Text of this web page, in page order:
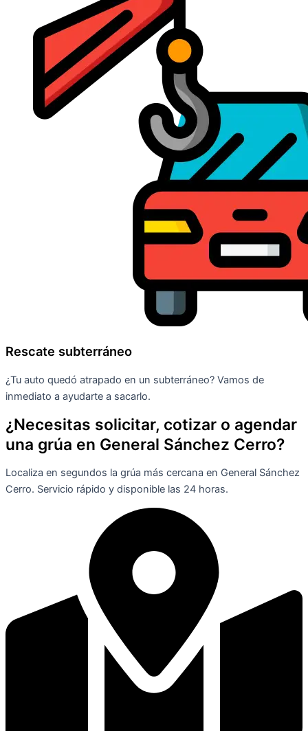
Rescate subterráneo
¿Tu auto quedó atrapado en un subterráneo? Vamos de
inmediato a ayudarte a sacarlo.
¿Necesitas solicitar, cotizar o agendar
una grúa en General Sánchez Cerro?
Localiza en segundos la grúa más cercana en General Sánchez
Cerro. Servicio rápido y disponible las 24 horas.